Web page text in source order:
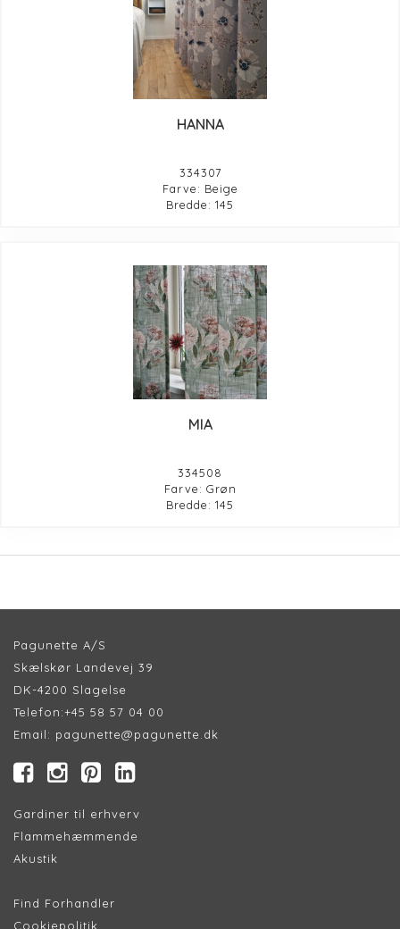
HANNA
334307
Farve: Beige
Bredde: 145
MIA
334508
Farve: Grøn
Bredde: 145
Pagunette A/S
Skælskør Landevej 39
DK-4200 Slagelse
Telefon:+45 58 57 04 00
Email: pagunette@pagunette.dk
Gardiner til erhverv
Flammehæmmende
Akustik
Find Forhandler
Cookiepolitik